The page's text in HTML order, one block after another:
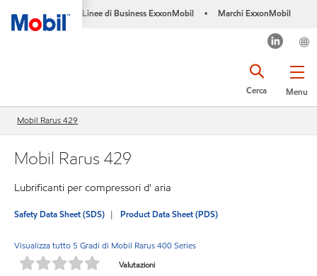
Linee di Business ExxonMobil • Marchi ExxonMobil
Menu
Cerca
Mobil Rarus 429
Mobil Rarus 429
Lubrificanti per compressori d' aria
Safety Data Sheet (SDS) Product Data Sheet (PDS)
Visualizza tutto 5 Gradi di Mobil Rarus 400 Series
Valutazioni